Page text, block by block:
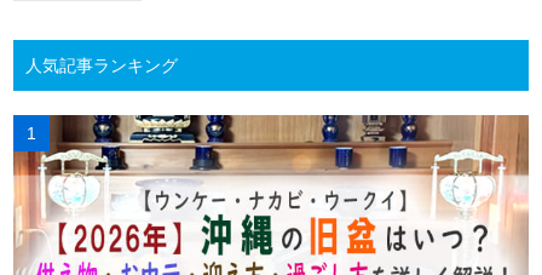
人気記事ランキング